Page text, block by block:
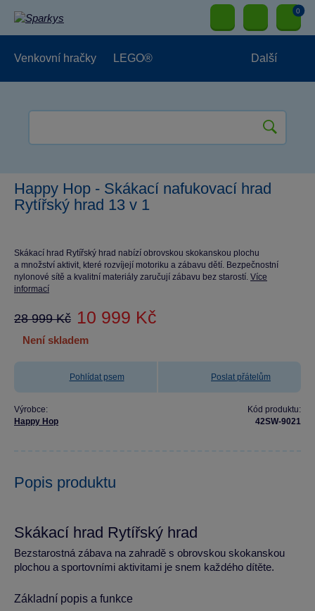
0
Venkovní hračky LEGO® Další
Happy Hop - Skákací nafukovací hrad
Rytířský hrad 13 v 1
Skákací hrad Rytířský hrad nabízí obrovskou skokanskou plochu
a množství aktivit, které rozvíjejí motoriku a zábavu dětí. Bezpečnostní
nylonové sítě a kvalitní materiály zaručují zábavu bez starostí. Více
informací
28 999 Kč 10 999 Kč
není skladem
Pohlídat psem Poslat přátelům
Výrobce:
Happy Hop
Kód produktu:
42SW-9021
Popis produktu
Skákací hrad Rytířský hrad
Bezstarostná zábava na zahradě s obrovskou skokanskou
plochou a sportovními aktivitami je snem každého dítěte.
Základní popis a funkce